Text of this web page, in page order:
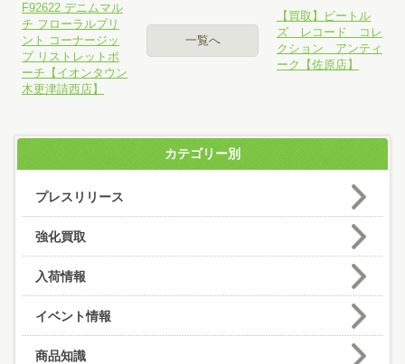
F92622 デニムマル
チ フローラルプリ
ント コーナージッ
プ リストレットポ
ーチ【イオンタウン
木更津請西店】
一覧へ
【買取】ビートル
ズ レコード コレ
クション アンティ
ーク【佐原店】
カテゴリー別
プレスリリース
強化買取
入荷情報
イベント情報
商品知識